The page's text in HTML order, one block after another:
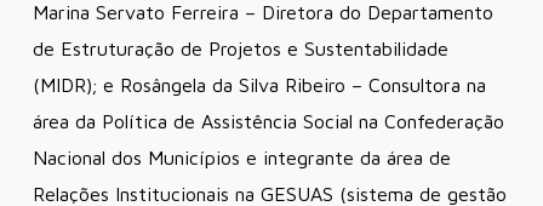
Marina Servato Ferreira – Diretora do Departamento
de Estruturação de Projetos e Sustentabilidade
(MIDR); e Rosângela da Silva Ribeiro – Consultora na
área da Política de Assistência Social na Confederação
Nacional dos Municípios e integrante da área de
Relações Institucionais na GESUAS (sistema de gestão